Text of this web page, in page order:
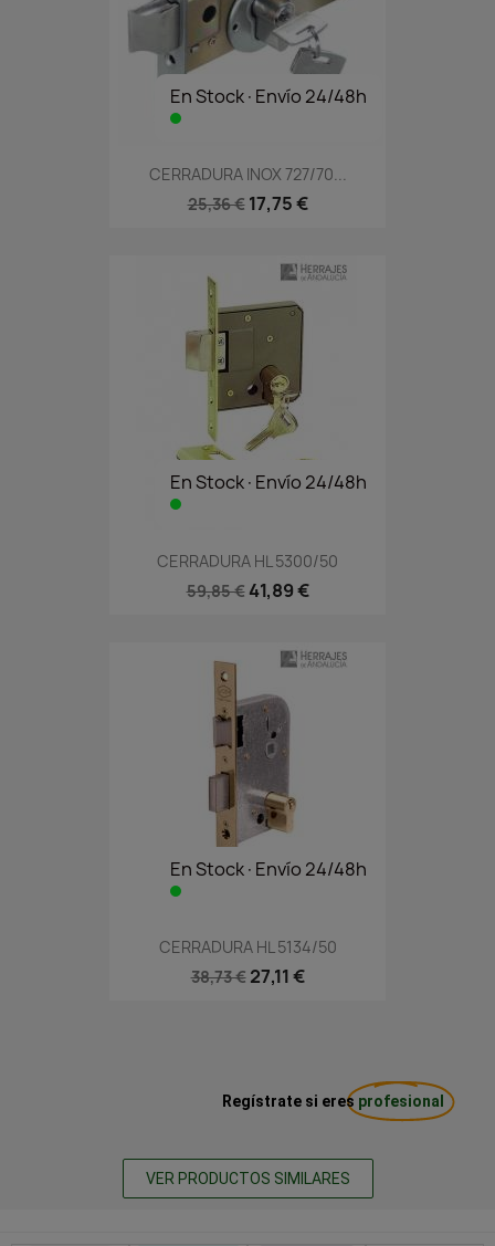
En Stock·Envío 24/48h
CERRADURA INOX 727/70...
25,36 € 17,75 €
En Stock·Envío 24/48h
CERRADURA HL 5300/50
59,85 € 41,89 €
En Stock·Envío 24/48h
CERRADURA HL 5134/50
38,73 € 27,11 €
Regístrate si eres profesional
VER PRODUCTOS SIMILARES